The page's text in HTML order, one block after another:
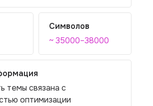
Символов
~ 35000–38000
темы связана с
оптимизации